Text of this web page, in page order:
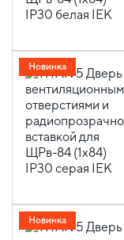
Новинка
Новинка